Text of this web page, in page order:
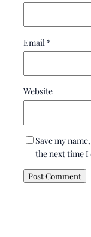
Email *
Website
Save my
the next time I